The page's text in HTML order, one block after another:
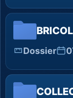
Dossier